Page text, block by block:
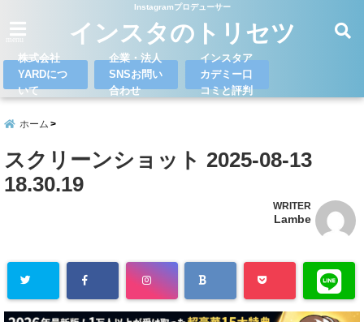
Instagramプロデューサー
インスタのトリセツ
株式会社
YARDにつ
いて
企業・法人
SNSお問い
合わせ
インスタア
カデミー口
コミと評判
ホーム
スクリーンショット 2025-08-13
18.30.19
WRITER
Lambe